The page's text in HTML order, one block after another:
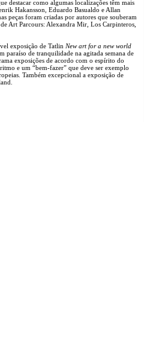
destacar como algumas localizações têm mais
Hakansson, Eduardo Basualdo e Allan
peças foram criadas por autores que souberam
Art Parcours: Alexandra Mir, Los Carpinteros,
exposição de Tatlin New art for a new world
paraíso de tranquilidade na agitada semana de
exposições de acordo com o espírito do
e um “bem-fazer” que deve ser exemplo
Também excepcional a exposição de